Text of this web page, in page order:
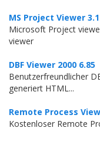
MS Project Viewer
Microsoft Project
viewer
DBF Viewer 2000 6.85
Benutzerfreundlicher
generiert HTML...
Remote Process
Kostenloser Remote